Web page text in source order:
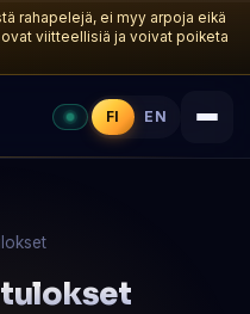
rahapelejä, ei myy arpoja eikä
viitteellisiä ja voivat poiketa
FI EN